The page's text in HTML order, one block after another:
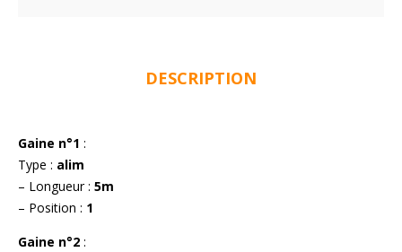
DESCRIPTION
Gaine n°1 :
Type : alim
– Longueur : 5m
– Position : 1
Gaine n°2 :